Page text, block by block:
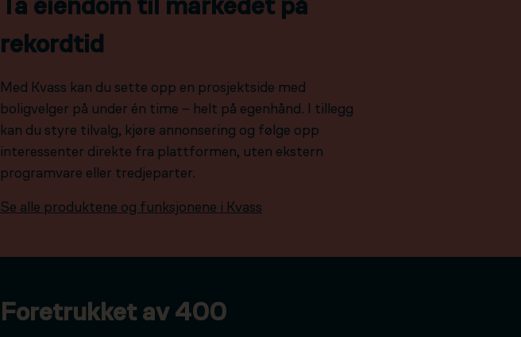
Ta eiendom til markedet på
rekordtid
Med Kvass kan du sette opp en prosjektside med
boligvelger på under én time – helt på egenhånd. I tillegg
kan du styre tilvalg, kjøre annonsering og følge opp
interessenter direkte fra plattformen, uten ekstern
programvare eller tredjeparter.
Se alle produktene og funksjonene i Kvass
Foretrukket av 400